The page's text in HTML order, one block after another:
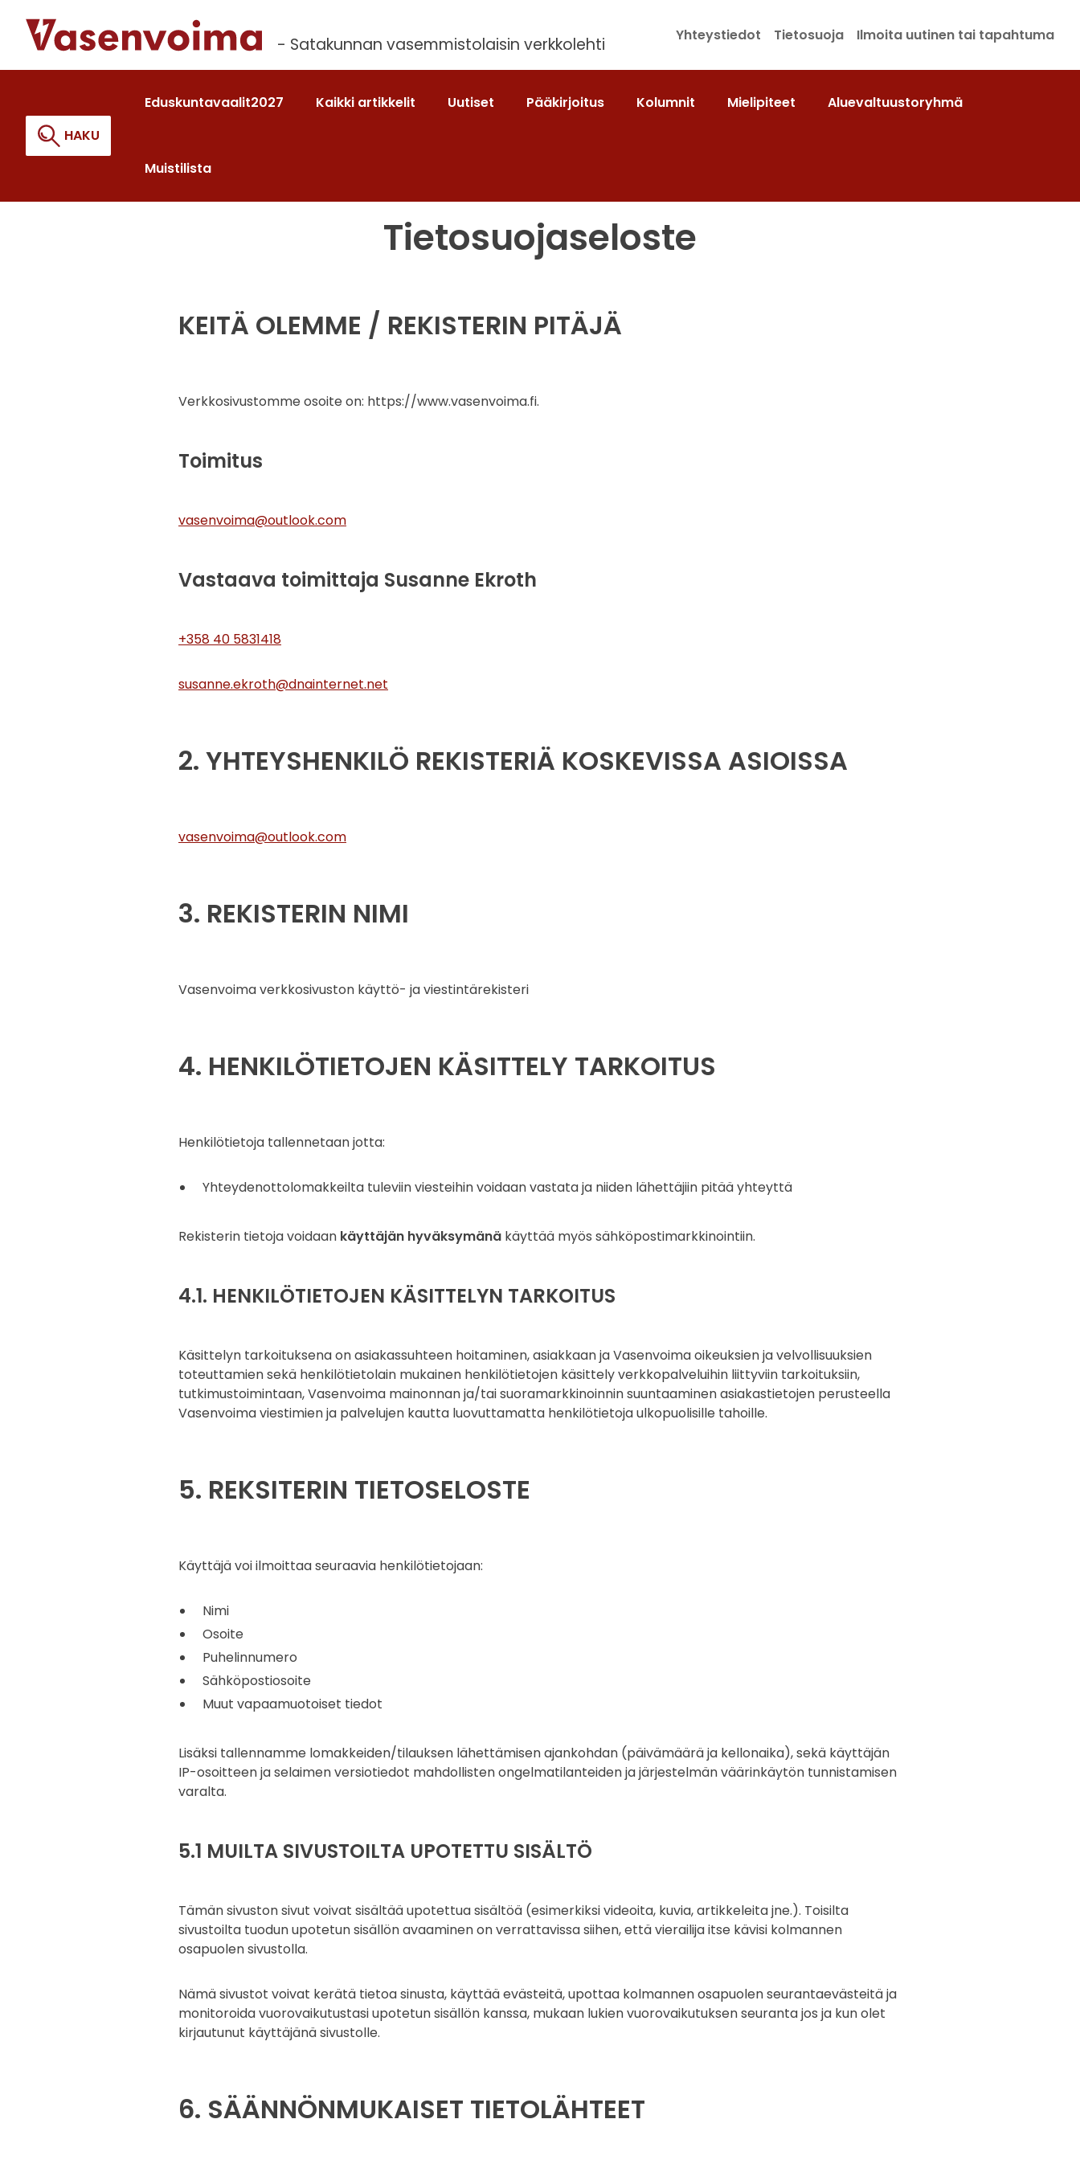
sisältöön
- Satakunnan vasemmistolaisin verkkolehti Yhteystiedot Tietosuoja Ilmoita uutinen tai tapahtuma
HAKU
Eduskuntavaalit2027 Kaikki artikkelit Uutiset Pääkirjoitus Kolumnit Mielipiteet Aluevaltuustoryhmä
Muistilista
Tietosuojaseloste
KEITÄ OLEMME / REKISTERIN PITÄJÄ
Verkkosivustomme osoite on: https://www.vasenvoima.fi.
Toimitus
vasenvoima@outlook.com
Vastaava toimittaja Susanne Ekroth
+358 40 5831418
susanne.ekroth@dnainternet.net
2. YHTEYSHENKILÖ REKISTERIÄ KOSKEVISSA ASIOISSA
vasenvoima@outlook.com
3. REKISTERIN NIMI
Vasenvoima verkkosivuston käyttö- ja viestintärekisteri
4. HENKILÖTIETOJEN KÄSITTELY TARKOITUS
Henkilötietoja tallennetaan jotta:
Yhteydenottolomakkeilta tuleviin viesteihin voidaan vastata ja niiden lähettäjiin pitää yhteyttä
Rekisterin tietoja voidaan käyttäjän hyväksymänä käyttää myös sähköpostimarkkinointiin.
4.1. HENKILÖTIETOJEN KÄSITTELYN TARKOITUS
Käsittelyn tarkoituksena on asiakassuhteen hoitaminen, asiakkaan ja Vasenvoima oikeuksien ja velvollisuuksien
toteuttamien sekä henkilötietolain mukainen henkilötietojen käsittely verkkopalveluihin liittyviin tarkoituksiin,
tutkimustoimintaan, Vasenvoima mainonnan ja/tai suoramarkkinoinnin suuntaaminen asiakastietojen perusteella
Vasenvoima viestimien ja palvelujen kautta luovuttamatta henkilötietoja ulkopuolisille tahoille.
5. REKSITERIN TIETOSELOSTE
Käyttäjä voi ilmoittaa seuraavia henkilötietojaan:
Nimi
Osoite
Puhelinnumero
Sähköpostiosoite
Muut vapaamuotoiset tiedot
Lisäksi tallennamme lomakkeiden/tilauksen lähettämisen ajankohdan (päivämäärä ja kellonaika), sekä käyttäjän
IP-osoitteen ja selaimen versiotiedot mahdollisten ongelmatilanteiden ja järjestelmän väärinkäytön tunnistamisen
varalta.
5.1 MUILTA SIVUSTOILTA UPOTETTU SISÄLTÖ
Tämän sivuston sivut voivat sisältää upotettua sisältöä (esimerkiksi videoita, kuvia, artikkeleita jne.). Toisilta
sivustoilta tuodun upotetun sisällön avaaminen on verrattavissa siihen, että vierailija itse kävisi kolmannen
osapuolen sivustolla.
Nämä sivustot voivat kerätä tietoa sinusta, käyttää evästeitä, upottaa kolmannen osapuolen seurantaevästeitä ja
monitoroida vuorovaikutustasi upotetun sisällön kanssa, mukaan lukien vuorovaikutuksen seuranta jos ja kun olet
kirjautunut käyttäjänä sivustolle.
6. SÄÄNNÖN­MUKAISET TIETOLÄHTEET